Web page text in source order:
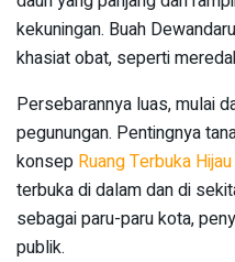
kekuningan. Buah
khasiat obat, seperti
Persebarannya luas, mulai
pegunungan. Pentingnya
konsep Ruang Terbuka
terbuka di dalam dan di
sebagai paru-paru kota,
publik.